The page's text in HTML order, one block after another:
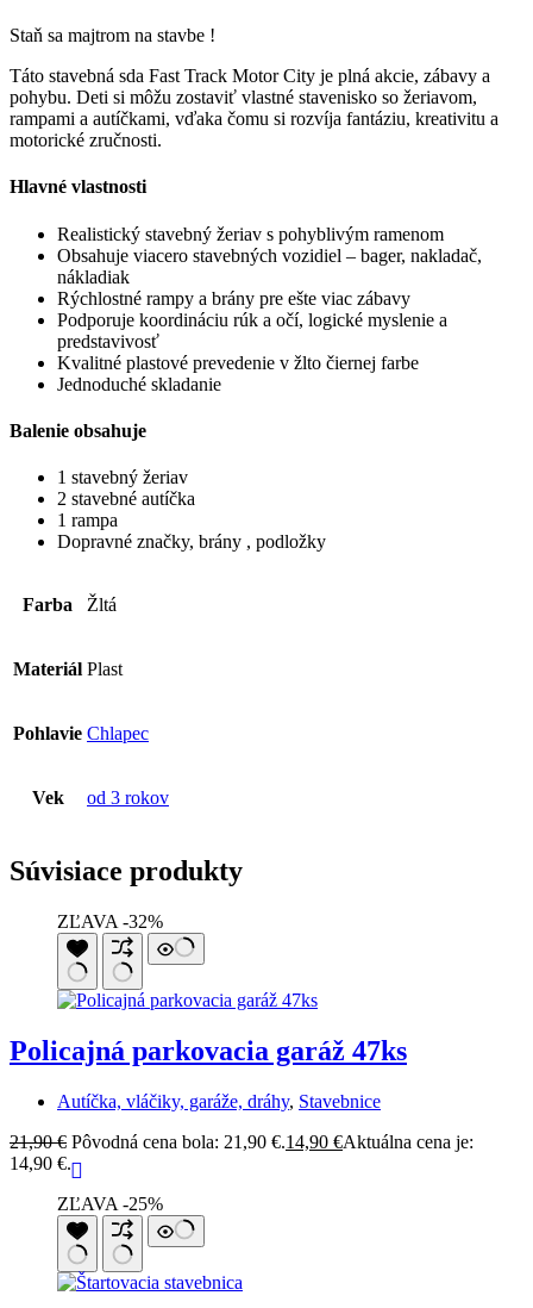
Staň sa majtrom na stavbe !
Táto stavebná sda Fast Track Motor City je plná akcie, zábavy a
pohybu. Deti si môžu zostaviť vlastné stavenisko so žeriavom,
rampami a autíčkami, vďaka čomu si rozvíja fantáziu, kreativitu a
motorické zručnosti.
Hlavné vlastnosti
Realistický stavebný žeriav s pohyblivým ramenom
Obsahuje viacero stavebných vozidiel – bager, nakladač,
nákladiak
Rýchlostné rampy a brány pre ešte viac zábavy
Podporuje koordináciu rúk a očí, logické myslenie a
predstavivosť
Kvalitné plastové prevedenie v žlto čiernej farbe
Jednoduché skladanie
Balenie obsahuje
1 stavebný žeriav
2 stavebné autíčka
1 rampa
Dopravné značky, brány , podložky
Farba Žltá
Materiál Plast
Pohlavie Chlapec
Vek od 3 rokov
Súvisiace produkty
ZĽAVA -32%
Policajná parkovacia garáž 47ks
Autíčka, vláčiky, garáže, dráhy, Stavebnice
21,90€ Pôvodná cena bola: 21,90 €.14,90 €Aktuálna cena je:
14,90 €.
ZĽAVA -25%